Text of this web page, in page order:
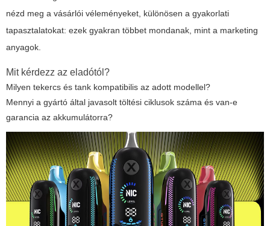
nézd meg a vásárlói véleményeket, különösen a gyakorlati
tapasztalatokat: ezek gyakran többet mondanak, mint a marketing
anyagok.
Mit kérdezz az eladótól?
Milyen tekercs és tank kompatibilis az adott modellel?
Mennyi a gyártó által javasolt töltési ciklusok száma és van-e
garancia az akkumulátorra?